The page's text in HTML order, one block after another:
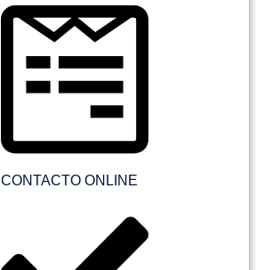
CONTACTO ONLINE